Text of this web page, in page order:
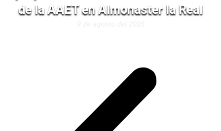
de la AAET en Almonaster la Real